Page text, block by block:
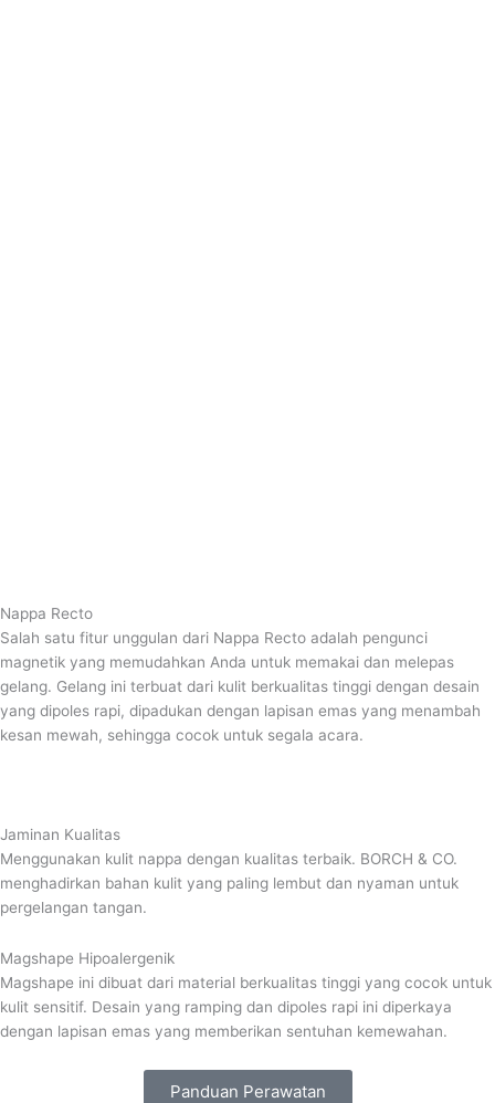
Nappa Recto
Salah satu fitur unggulan dari Nappa Recto adalah pengunci
magnetik yang memudahkan Anda untuk memakai dan melepas
gelang. Gelang ini terbuat dari kulit berkualitas tinggi dengan desain
yang dipoles rapi, dipadukan dengan lapisan emas yang menambah
kesan mewah, sehingga cocok untuk segala acara.
Jaminan Kualitas
Menggunakan kulit nappa dengan kualitas terbaik. BORCH & CO.
menghadirkan bahan kulit yang paling lembut dan nyaman untuk
pergelangan tangan.
Magshape Hipoalergenik
Magshape ini dibuat dari material berkualitas tinggi yang cocok untuk
kulit sensitif. Desain yang ramping dan dipoles rapi ini diperkaya
dengan lapisan emas yang memberikan sentuhan kemewahan.
Panduan Perawatan